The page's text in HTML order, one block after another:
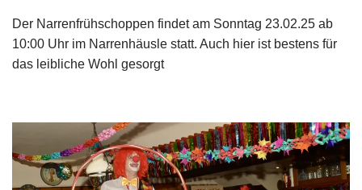
Der Narrenfrühschoppen findet am Sonntag 23.02.25 ab
10:00 Uhr im Narrenhäusle statt. Auch hier ist bestens für
das leibliche Wohl gesorgt